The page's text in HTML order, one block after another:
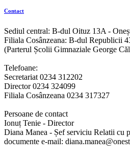
Contact
Sediul central: B-dul Oituz 13A -
Filiala Cosânzeana: B-dul Republicii
(Parterul Școlii Gimnaziale George
Telefoane:
Secretariat 0234 312202
Director 0234 324099
Filiala Cosânzeana 0234 317327
Persoane de contact
Ionuț Tenie - Director
Diana Manea - Șef serviciu Relatii cu
documente e-mail: